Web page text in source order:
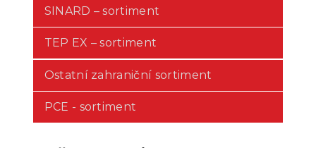
SINARD – sortiment
TEP EX – sortiment
Ostatní zahraniční sortiment
PCE - sortiment